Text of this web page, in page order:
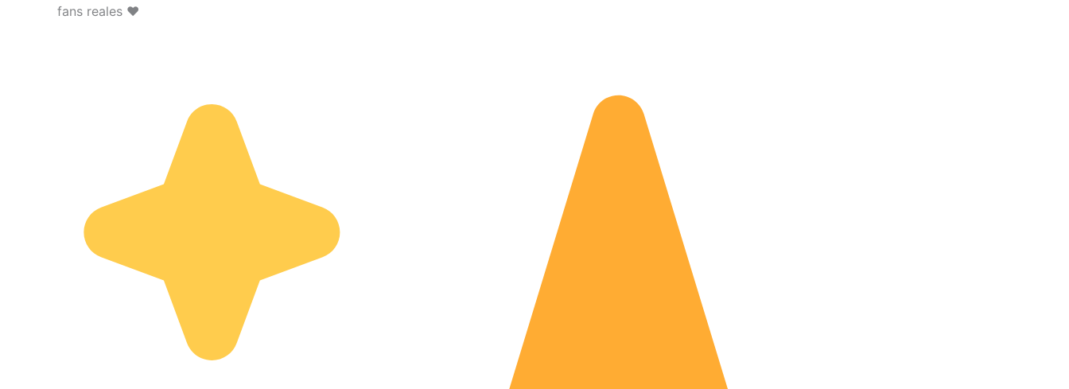
fans reales ❤️